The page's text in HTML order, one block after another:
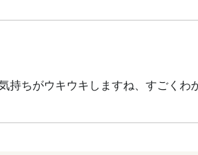
持ちがウキウキしますね、すごくわ